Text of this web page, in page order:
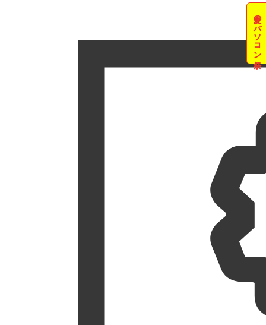
夏のパソコン祭